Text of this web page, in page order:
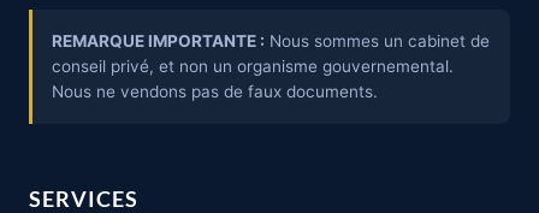
REMARQUE IMPORTANTE : Nous sommes un cabinet de
conseil privé, et non un organisme gouvernemental.
Nous ne vendons pas de faux documents.
SERVICES